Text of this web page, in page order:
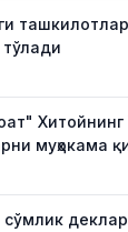
муҳокама